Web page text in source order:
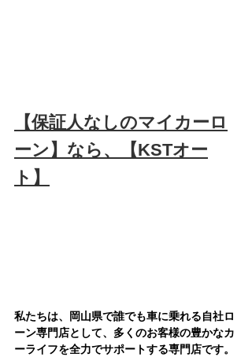
【保証人なしのマイカーロ
ーン】なら、【KSTオー
ト】
私たちは、岡山県で誰でも車に乗れる自社ロ
ーン専門店として、多くのお客様の豊かなカ
ーライフを全力でサポートする専門店です。